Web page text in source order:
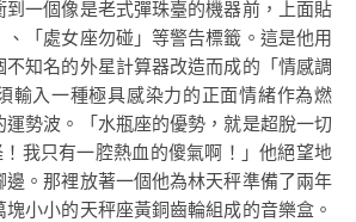
到一個像是老式彈珠臺的機器前，上面貼
「處女座勿碰」等警告標籤。這是他用
知名的外星計算器改造而成的「情感調
輸入一種極具感染力的正面情緒作為燃
勢波。「水瓶座的優勢，就是超脫一切
我只有一腔熱血的傻氣啊！」他絕望地
。那裡放著一個他為林天秤準備了兩年
小小的天秤座黃銅齒輪組成的音樂盒。